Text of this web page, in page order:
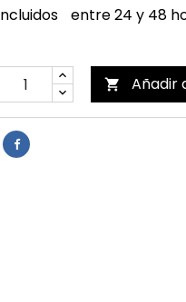
entre 24 y 48
 Añadir